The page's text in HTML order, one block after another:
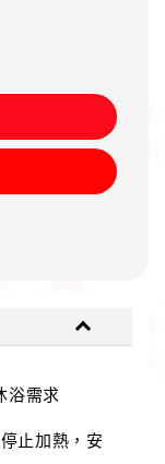
浴需求
止加熱，安